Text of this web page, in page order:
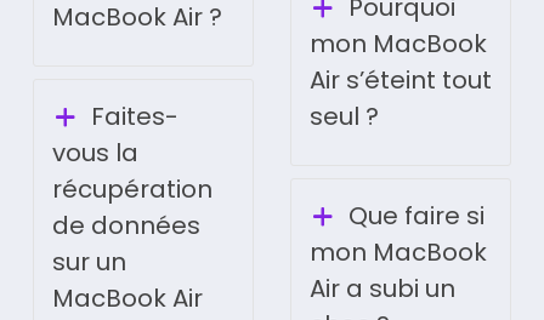
MacBook Air ?
Faites-
vous la
récupération
de données
sur un
MacBook Air
Pourquoi
mon MacBook
Air s’éteint tout
seul ?
Que faire si
mon MacBook
Air a subi un